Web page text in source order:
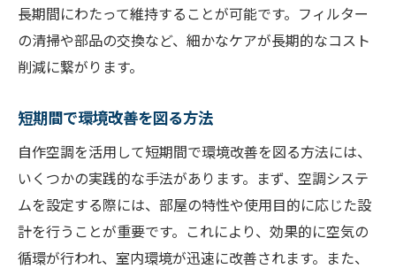
長期間にわたって維持することが可能です。フィルター
の清掃や部品の交換など、細かなケアが長期的なコスト
削減に繋がります。
短期間で環境改善を図る方法
自作空調を活用して短期間で環境改善を図る方法には、
いくつかの実践的な手法があります。まず、空調システ
ムを設定する際には、部屋の特性や使用目的に応じた設
計を行うことが重要です。これにより、効果的に空気の
循環が行われ、室内環境が迅速に改善されます。また、